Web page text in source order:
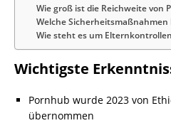
Wie groß ist die Reichweite von
Welche
Wie steht es um
Wichtigste
Pornhub wurde 2023 von
übernommen